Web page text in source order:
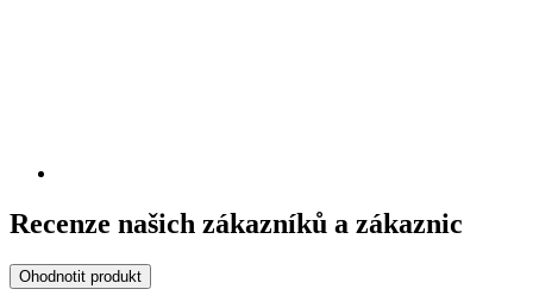
Recenze našich zákazníků a zákaznic
Ohodnotit produkt